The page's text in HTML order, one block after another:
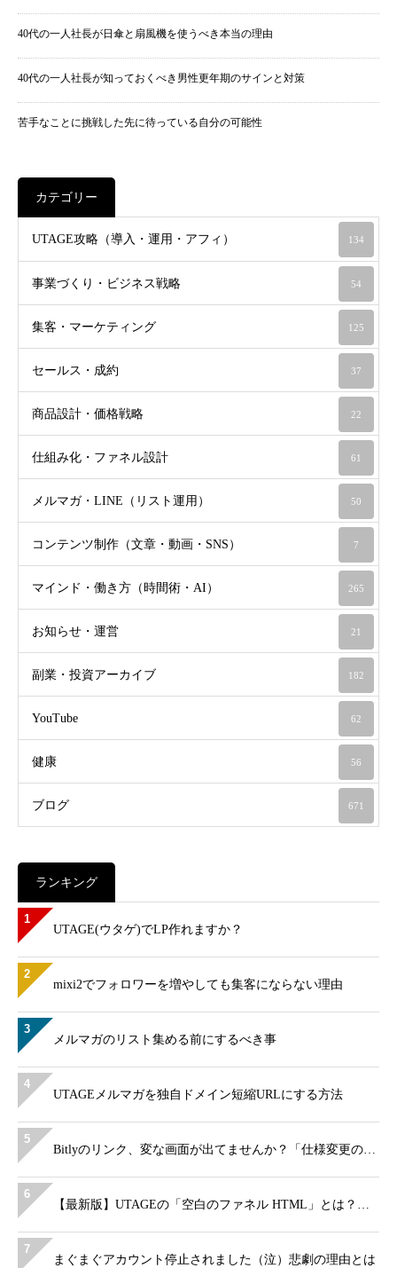
40代の一人社長が日傘と扇風機を使うべき本当の理由
40代の一人社長が知っておくべき男性更年期のサインと対策
苦手なことに挑戦した先に待っている自分の可能性
カテゴリー
UTAGE攻略（導入・運用・アフィ） 134
事業づくり・ビジネス戦略 54
集客・マーケティング 125
セールス・成約 37
商品設計・価格戦略 22
仕組み化・ファネル設計 61
メルマガ・LINE（リスト運用） 50
コンテンツ制作（文章・動画・SNS） 7
マインド・働き方（時間術・AI） 265
お知らせ・運営 21
副業・投資アーカイブ 182
YouTube 62
健康 56
ブログ 671
ランキング
1
UTAGE(ウタゲ)でLP作れますか？
2
mixi2でフォロワーを増やしても集客にならない理由
3
メルマガのリスト集める前にするべき事
4
UTAGEメルマガを独自ドメイン短縮URLにする方法
5
Bitlyのリンク、変な画面が出てませんか？「仕様変更の…
6
【最新版】UTAGEの「空白のファネル HTML」とは？…
7
まぐまぐアカウント停止されました（泣）悲劇の理由とは